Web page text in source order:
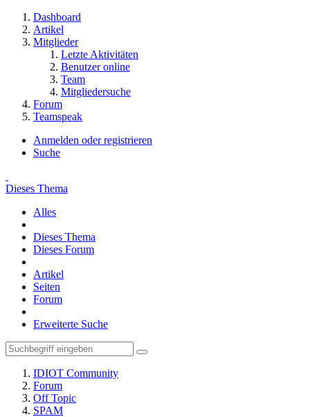
Dashboard
Artikel
Mitglieder
Letzte Aktivitäten
Benutzer online
Team
Mitgliedersuche
Forum
Teamspeak
Anmelden oder registrieren
Suche
Dieses Thema
Alles
Dieses Thema
Dieses Forum
Artikel
Seiten
Forum
Erweiterte Suche
IDIOT Community
Forum
Off Topic
SPAM